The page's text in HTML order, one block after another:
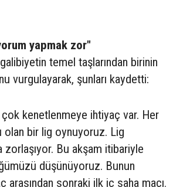
yapmak zor"
temel taşlarından birinin
vurgulayarak, şunları kaydetti:
kenetlenmeye ihtiyaç var. Her
olan bir lig oynuyoruz. Lig
zorlaşıyor. Bu akşam itibariyle
düşünüyoruz. Bunun
sonraki ilk iç saha maçı.